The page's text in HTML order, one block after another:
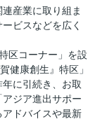
産業に取り組ま
ビスなどを広く
区コーナー」を設
健康創生』特区」
に引続き、お取
ジア進出サポー
アドバイスや最新